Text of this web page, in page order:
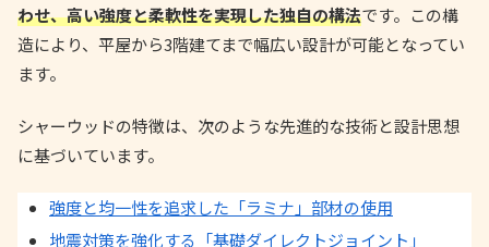
わせ、高い強度と柔軟性を実現した独自の構法です。この構
造により、平屋から3階建てまで幅広い設計が可能となってい
ます。
シャーウッドの特徴は、次のような先進的な技術と設計思想
に基づいています。
強度と均一性を追求した「ラミナ」部材の使用
地震対策を強化する「基礎ダイレクトジョイント」